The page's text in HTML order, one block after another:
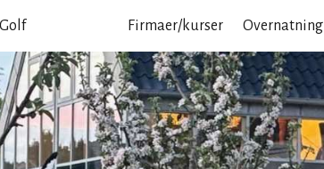
Golf Firmaer/kurser Overnatning